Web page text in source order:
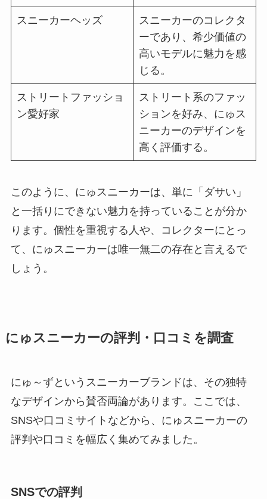
スニーカーヘッズ
スニーカーのコレクタ
ーであり、希少価値の
高いモデルに魅力を感
じる。
ストリートファッショ
ン愛好家
ストリート系のファッ
ションを好み、にゅス
ニーカーのデザインを
高く評価する。
このように、にゅスニーカーは、単に「ダサい」
と一括りにできない魅力を持っていることが分か
ります。個性を重視する人や、コレクターにとっ
て、にゅスニーカーは唯一無二の存在と言えるで
しょう。
にゅスニーカーの評判・口コミを調査
にゅ～ずというスニーカーブランドは、その独特
なデザインから賛否両論があります。ここでは、
SNSや口コミサイトなどから、にゅスニーカーの
評判や口コミを幅広く集めてみました。
SNSでの評判